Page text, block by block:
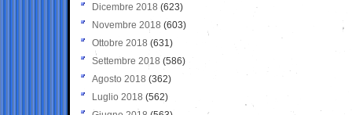
Dicembre 2018 (623)
Novembre 2018 (603)
Ottobre 2018 (631)
Settembre 2018 (586)
Agosto 2018 (362)
Luglio 2018 (562)